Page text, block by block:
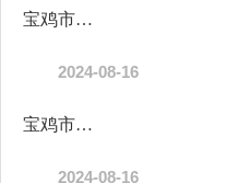
宝鸡市陈仓区2023年度部门及所属单位决算公开目录
2024-08-16
宝鸡市陈仓区2023年度部门决算公开目录
2024-08-16